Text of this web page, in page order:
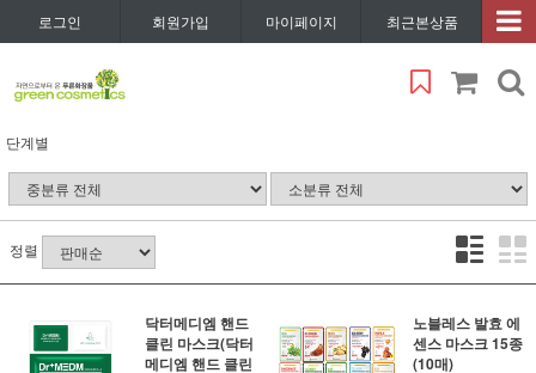
로그인 회원가입 마이페이지 최근본상품
단계별
정렬
닥터메디엠 핸드
클린 마스크(닥터
메디엠 핸드 클린
노블레스 발효 에
센스 마스크 15종
(10매)